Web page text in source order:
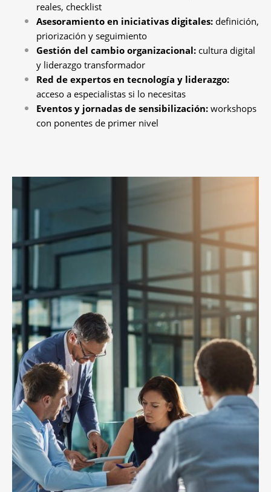
reales, checklist
Asesoramiento en iniciativas digitales: definición,
priorización y seguimiento
Gestión del cambio organizacional: cultura digital
y liderazgo transformador
Red de expertos en tecnología y liderazgo:
acceso a especialistas si lo necesitas
Eventos y jornadas de sensibilización: workshops
con ponentes de primer nivel